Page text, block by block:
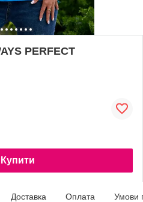
PERFECT
Купити
Доставка Оплата Умови